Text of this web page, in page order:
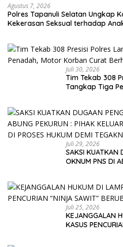
Agustus 7, 2026
Polres Tapanuli Selatan Ungkap
Kekerasan Seksual terhadap
Juli 30, 2026
Tim Tekab 308
Tangkap Tiga
Juli 29, 2026
SAKSI KUATKAN
OKNUM PNS DI
Juli 25, 2026
KEJANGGALAN
KASUS